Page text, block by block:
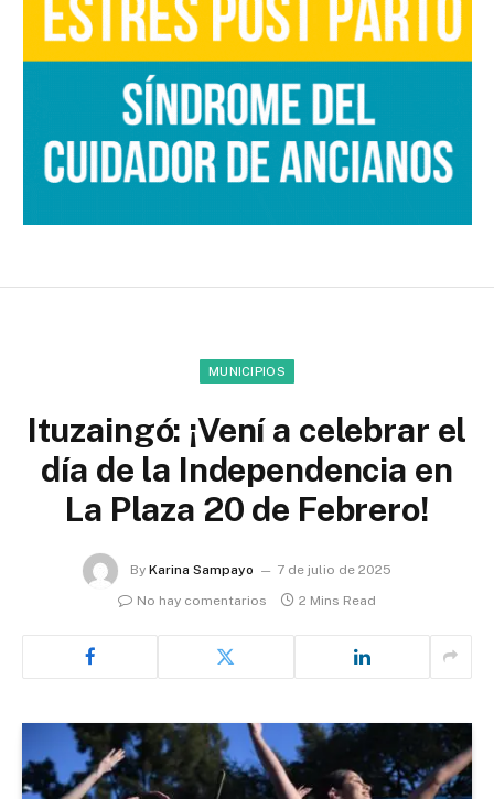
MUNICIPIOS
Ituzaingó: ¡Vení a celebrar el
día de la Independencia en
La Plaza 20 de Febrero!
By Karina Sampayo
7 de julio de 2025
No hay comentarios
2 Mins Read